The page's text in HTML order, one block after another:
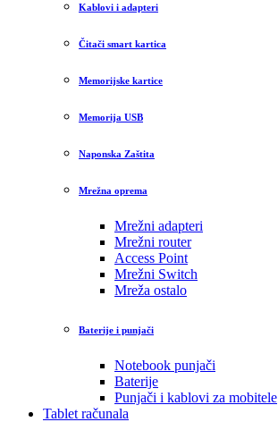
Kablovi i adapteri
Čitači smart kartica
Memorijske kartice
Memorija USB
Naponska Zaštita
Mrežna oprema
Mrežni adapteri
Mrežni router
Access Point
Mrežni Switch
Mreža ostalo
Baterije i punjači
Notebook punjači
Baterije
Punjači i kablovi za mobitele
Tablet računala